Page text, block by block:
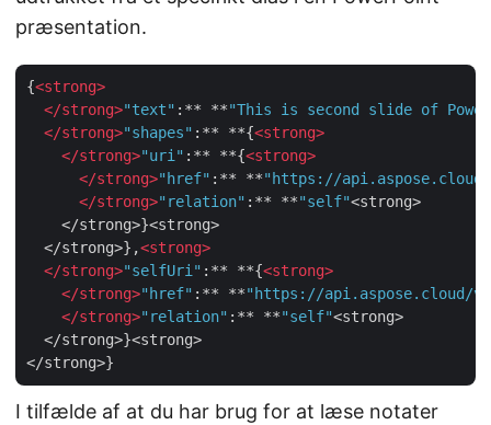
præsentation.
{<strong>
</strong>"text" :** **"This is second slide of
</strong>"shapes" :** **{<strong>
</strong>"uri" :** **{<strong>
</strong>"href" :** **"https://
</strong>"relation" :** **"self"<strong>
    </strong>}<strong>
  </strong>},
<strong>
</strong>"selfUri" :** **{<strong>
</strong>"href" :** **"https://api.aspose.cloud/
</strong>"relation" :** **"self"<strong>
  </strong>}<strong>
I tilfælde af at du har brug for at læse notater